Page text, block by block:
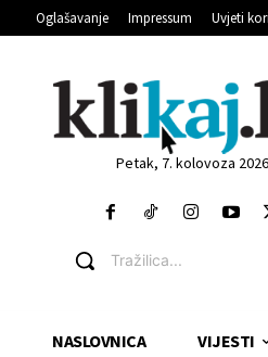
Oglašavanje Impressum Uvjeti
Petak, 7. kolovoza
Tražilica...
NASLOVNICA VIJESTI